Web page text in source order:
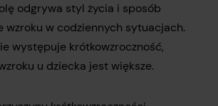
odgrywa styl życia i sposób
wzroku w codziennych sytuacjach.
występuje krótkowzroczność,
u dziecka jest większe.